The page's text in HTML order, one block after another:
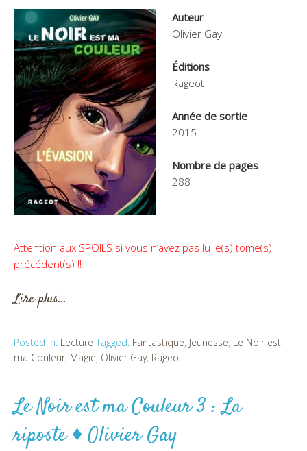
Auteur
Olivier Gay
Éditions
Rageot
Année de sortie
2015
Nombre de pages
288
Attention aux SPOILS si vous n’avez pas lu le(s) tome(s)
précédent(s) !!
Lire plus…
Posted in: Lecture Tagged: Fantastique, Jeunesse, Le Noir est
ma Couleur, Magie, Olivier Gay, Rageot
Le Noir est ma Couleur 3 : La
riposte ♦ Olivier Gay